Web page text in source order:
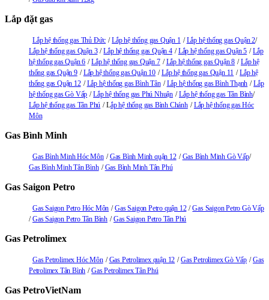
Lắp đặt gas
Lắp hệ thống gas Thủ Đức Lắp hệ thống gas Quận 1
Lắp hệ thống gas Quận 2
Lắp hệ thống gas Quận 3
Lắp hệ thống gas Quận 4 Lắp hệ thống gas Quận 5
Lắp
hệ thống gas Quận 6
Lắp hệ thống gas Quận 7 Lắp hệ thống gas Quận 8
Lắp hệ
thống gas Quận 9
Lắp hệ thống gas Quận 10 Lắp hệ thống gas Quận 11
Lắp hệ
thống gas Quận 12
Lắp hệ thống gas Bình Tân Lắp hệ thống gas Bình Thạnh
Lắp
hệ thống gas Gò Vấp
Lắp hệ thống gas Phú Nhuận
Lắp hệ thống gas Tân Bình
Lắp hệ thống gas Tân Phú
Lắp hệ thống gas Bình Chánh
Lắp hệ thống gas Hóc
Môn
Gas Bình Minh
Gas Bình Minh Hóc Môn Gas Bình Minh quận 12
Gas Bình Minh Gò Vấp
Gas Bình Minh Tân Bình
Gas Bình Minh Tân Phú
Gas Saigon Petro
Gas Saigon Petro Hóc Môn Gas Saigon Petro quận 12
Gas Saigon Petro Gò Vấp
Gas Saigon Petro Tân Bình
Gas Saigon Petro Tân Phú
Gas Petrolimex
Gas Petrolimex Hóc Môn Gas Petrolimex quận 12 Gas Petrolimex Gò Vấp
Gas
Petrolimex Tân Bình
Gas Petrolimex Tân Phú
Gas PetroVietNam